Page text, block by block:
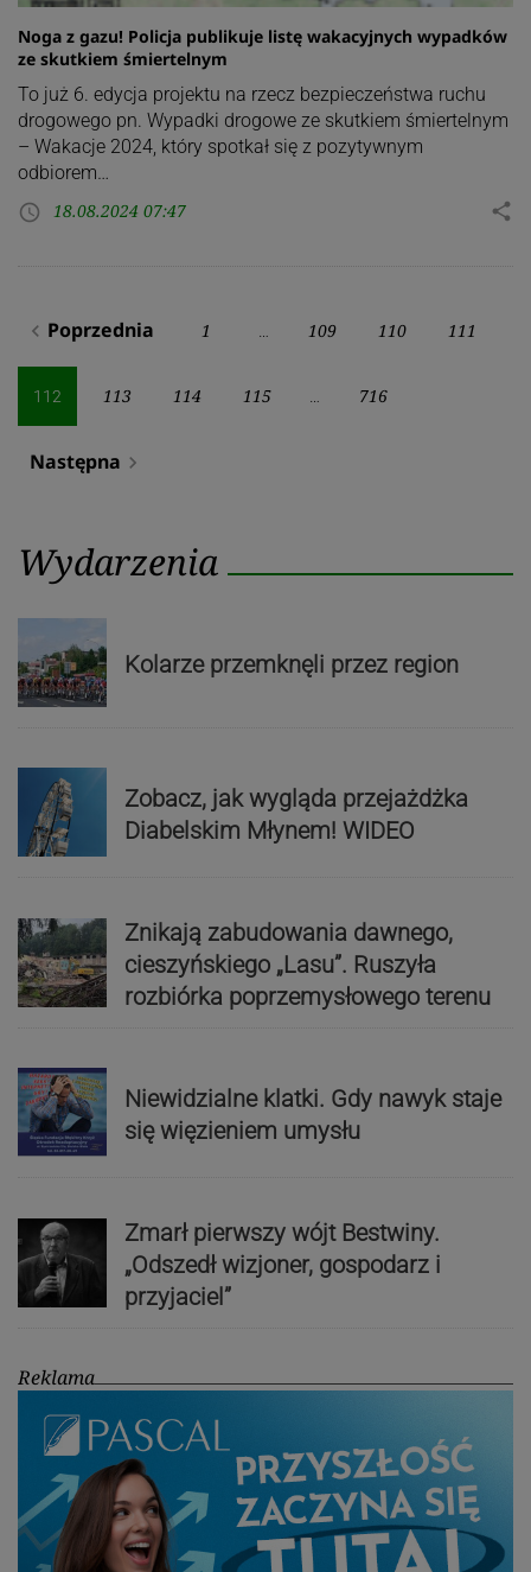
Noga z gazu! Policja publikuje listę wakacyjnych wypadków
ze skutkiem śmiertelnym
To już 6. edycja projektu na rzecz bezpieczeństwa ruchu
drogowego pn. Wypadki drogowe ze skutkiem śmiertelnym
– Wakacje 2024, który spotkał się z pozytywnym
odbiorem…
access_time 18.08.2024 07:47 share
Stronicowanie
wpisów
navigate_before Poprzednia 1 109 110 111
112 113 114 115 716
Następna navigate_next
Wydarzenia
Kolarze przemknęli przez region
Zobacz, jak wygląda przejażdżka
Diabelskim Młynem! WIDEO
Znikają zabudowania dawnego,
cieszyńskiego „Lasu”. Ruszyła
rozbiórka poprzemysłowego terenu
Niewidzialne klatki. Gdy nawyk staje
się więzieniem umysłu
Zmarł pierwszy wójt Bestwiny.
„Odszedł wizjoner, gospodarz i
przyjaciel”
Reklama